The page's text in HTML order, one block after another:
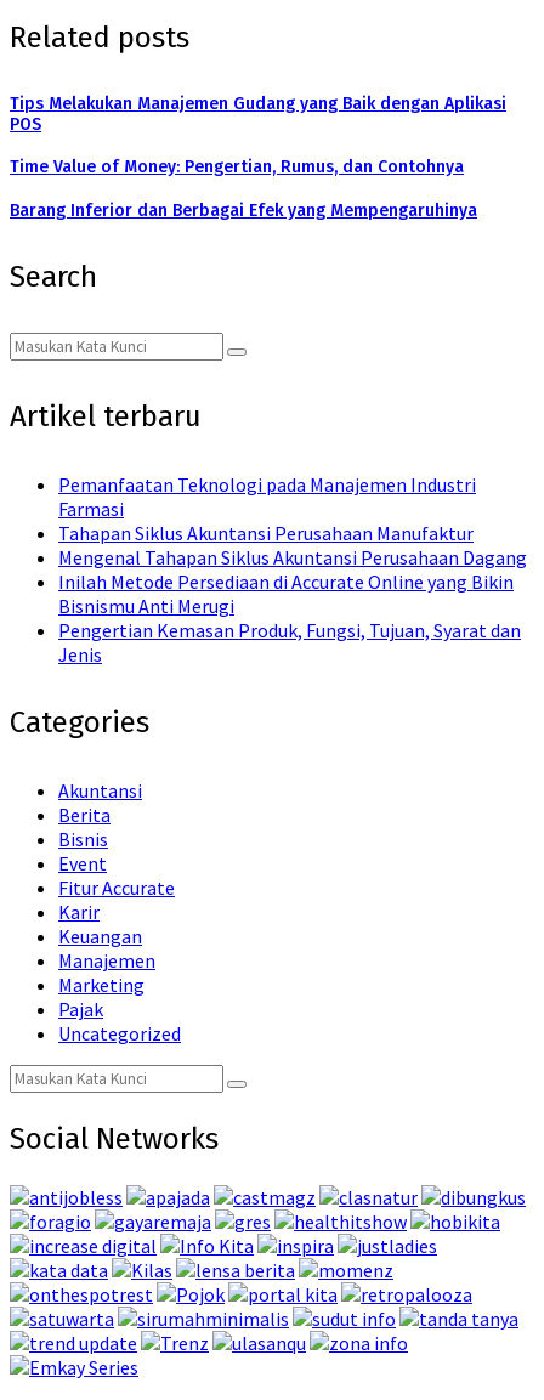
Related posts
Tips Melakukan Manajemen Gudang yang Baik dengan Aplikasi
POS
Time Value of Money: Pengertian, Rumus, dan Contohnya
Barang Inferior dan Berbagai Efek yang Mempengaruhinya
Search
Search
for:
Search
Artikel terbaru
Pemanfaatan Teknologi pada Manajemen Industri
Farmasi
Tahapan Siklus Akuntansi Perusahaan Manufaktur
Mengenal Tahapan Siklus Akuntansi Perusahaan Dagang
Inilah Metode Persediaan di Accurate Online yang Bikin
Bisnismu Anti Merugi
Pengertian Kemasan Produk, Fungsi, Tujuan, Syarat dan
Jenis
Categories
Akuntansi
Berita
Bisnis
Event
Fitur Accurate
Karir
Keuangan
Manajemen
Marketing
Pajak
Uncategorized
Search
for:
Search
Social Networks